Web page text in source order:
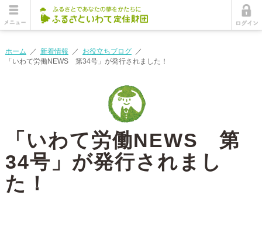
ホーム ／ 新着情報 ／ お役立ちブログ／
「いわて労働NEWS 第34号」が発行されました！
「いわて労働NEWS 第
34号」が発行されまし
た！